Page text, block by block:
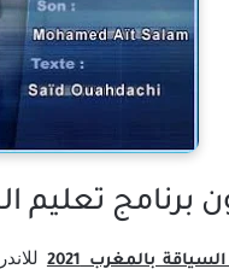
السياقة بالمغرب
بالمغرب 2021